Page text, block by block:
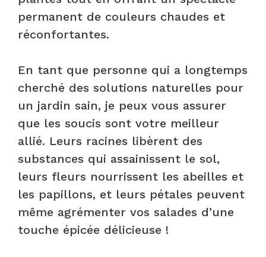
permanent de couleurs chaudes et
réconfortantes.
En tant que personne qui a longtemps
cherché des solutions naturelles pour
un jardin sain, je peux vous assurer
que les soucis sont votre meilleur
allié. Leurs racines libèrent des
substances qui assainissent le sol,
leurs fleurs nourrissent les abeilles et
les papillons, et leurs pétales peuvent
même agrémenter vos salades d’une
touche épicée délicieuse !